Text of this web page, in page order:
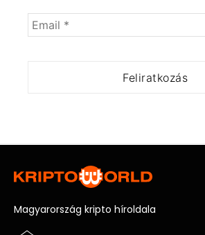
Magyarország kripto híroldala